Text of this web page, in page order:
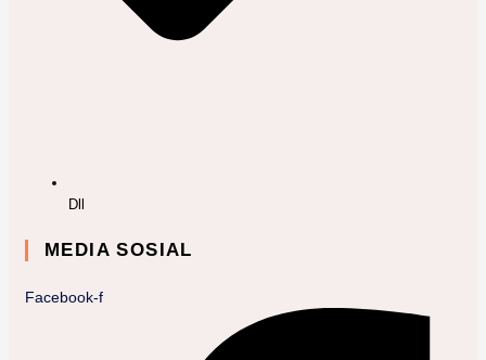
Dll
MEDIA SOSIAL
Facebook-f